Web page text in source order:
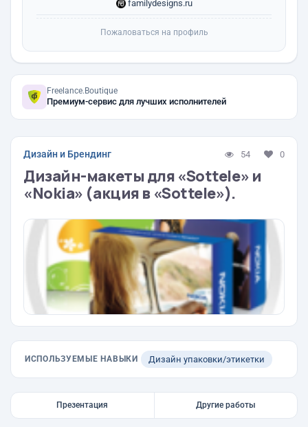
familydesigns.ru
Пожаловаться на профиль
Freelance.Boutique
Премиум-сервис для лучших исполнителей
Дизайн и Брендинг 54 0
Дизайн-макеты для «Sottele» и
«Nokia» (акция в «Sottele»).
ИСПОЛЬЗУЕМЫЕ НАВЫКИ Дизайн упаковки/этикетки
Презентация Другие работы